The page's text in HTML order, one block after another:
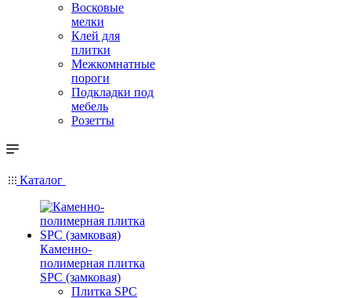
Восковые
мелки
Клей для
плитки
Межкомнатные
пороги
Подкладки под
мебель
Розетты
Каталог
Каменно-
полимерная плитка
SPC (замковая)
Плитка SPC